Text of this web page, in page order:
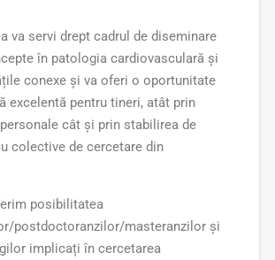
va servi drept cadrul de diseminare
în patologia cardiovasculară și
conexe și va oferi o oportunitate
excelentă pentru tineri, atât prin
cât și prin stabilirea de
colective de cercetare din
posibilitatea
postdoctoranzilor/masteranzilor și
implicați în cercetarea